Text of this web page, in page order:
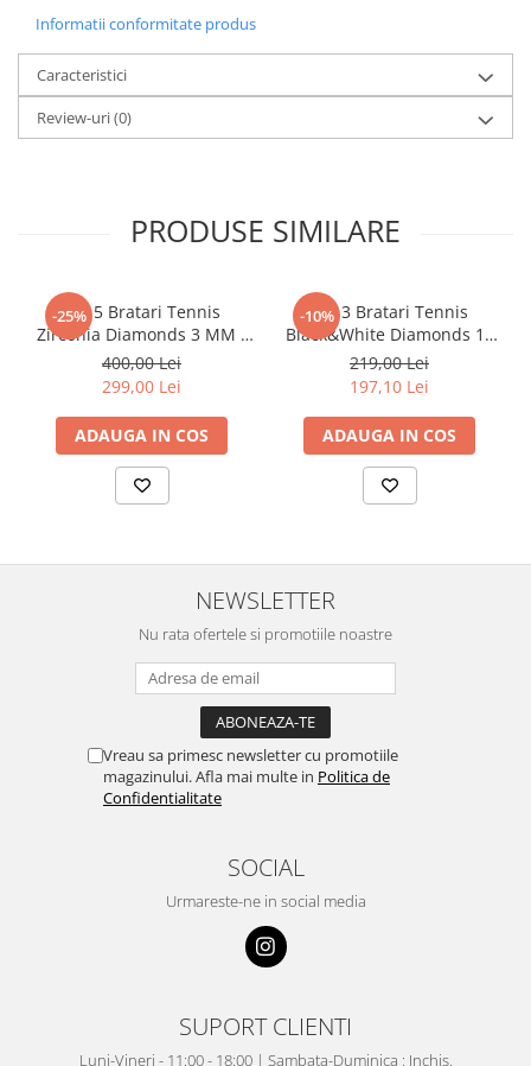
Informatii conformitate produs
Caracteristici
Review-uri(0)
PRODUSE SIMILARE
-25%
Set 5 Bratari Tennis
Zirconia Diamonds 3 MM /
19.5 CM
400,00 Lei
299,00 Lei
ADAUGA IN COS
-10%
Set 3 Bratari Tennis
Black&White Diamonds 19
CM
219,00 Lei
197,10 Lei
ADAUGA IN COS
NEWSLETTER
Nu rata ofertele si promotiile noastre
Vreau sa primesc newsletter cu promotiile
magazinului. Afla mai multe in Politica de
Confidentialitate
SOCIAL
Urmareste-ne in social media
SUPORT CLIENTI
Luni-Vineri - 11:00 - 18:00 | Sambata-Duminica : Inchis.